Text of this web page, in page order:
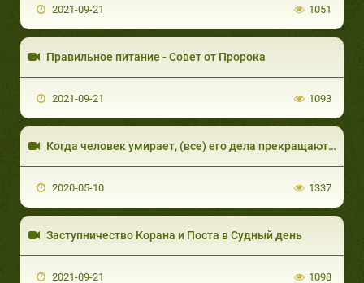
2021-09-21 1051
Правильное питание - Совет от Пророка
2021-09-21 1093
Когда человек умирает, (все) его дела прекращаются за исключением трёх
2020-05-10 1337
Заступничество Корана и Поста в Судный день
2021-09-21 1098